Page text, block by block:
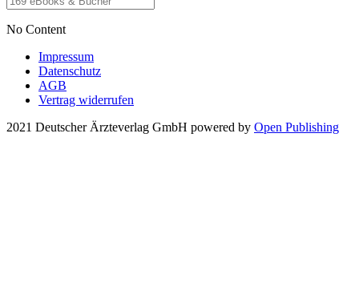
No Content
Impressum
Datenschutz
AGB
Vertrag widerrufen
2021 Deutscher Ärzteverlag GmbH powered by Open Publishing